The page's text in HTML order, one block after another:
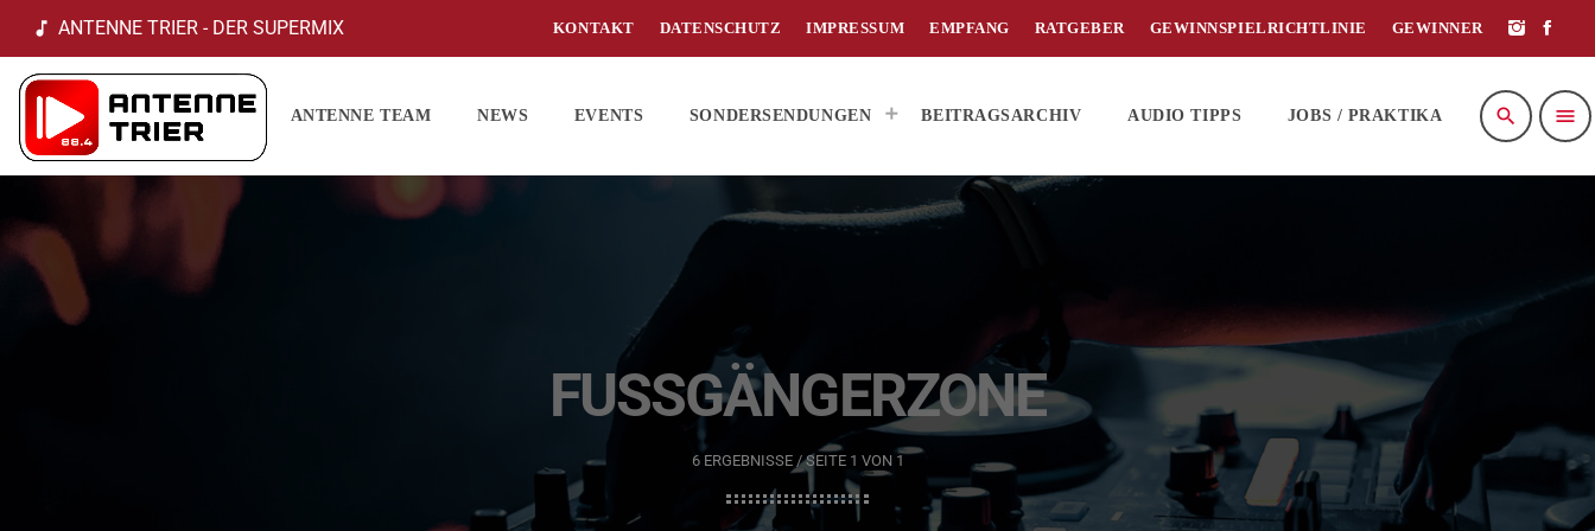
music_note ANTENNE TRIER - DER SUPERMIX KONTAKT DATENSCHUTZ IMPRESSUM EMPFANG RATGEBER GEWINNSPIELRICHTLINIE GEWINNER
ANTENNE TEAM NEWS EVENTS SONDERSENDUNGEN BEITRAGSARCHIV AUDIO TIPPS JOBS / PRAKTIKA search menu
FUSSGÄNGERZONE
6 ERGEBNISSE / SEITE 1 VON 1